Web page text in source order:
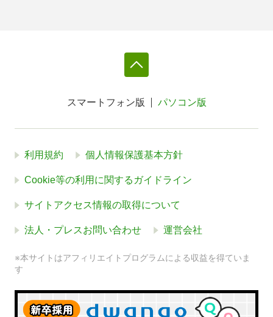
スマートフォン版 パソコン版
利用規約 個人情報保護基本方針
Cookie等の利用に関するガイドライン
サイトアクセス情報の取得について
法人・プレスお問い合わせ 運営会社
※本サイトはアフィリエイトプログラムによる収益を得ていま
す